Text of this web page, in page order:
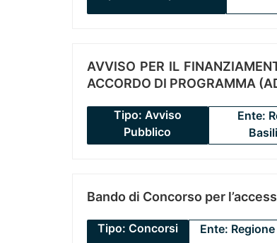
AVVISO PER IL
ACCORDO DI PROGRAMMA
Tipo: Avviso
Pubblico
Ente:
Bando di Concorso per
Tipo: Concorsi Ente: